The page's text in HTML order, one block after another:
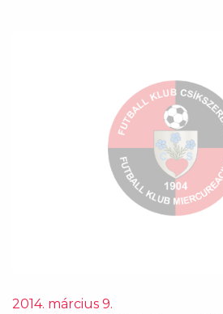
2014. március 9.